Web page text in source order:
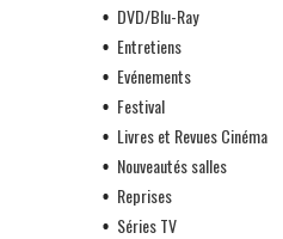
DVD/Blu-Ray
Entretiens
Evénements
Festival
Livres et Revues Cinéma
Nouveautés salles
Reprises
Séries TV